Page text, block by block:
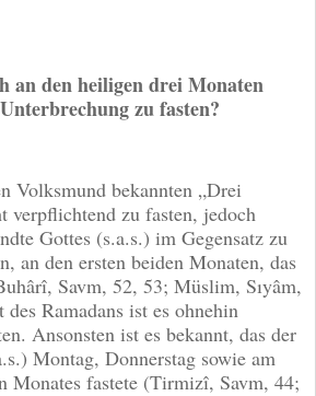
an den heiligen drei Monaten
zu fasten?
Volksmund bekannten „Drei
verpflichtend zu fasten, jedoch
Gottes (s.a.s.) im Gegensatz zu
an den ersten beiden Monaten, das
Savm, 52, 53; Müslim, Sıyâm,
Ramadans ist es ohnehin
Ansonsten ist es bekannt, das der
Montag, Donnerstag sowie am
Monates fastete (Tirmizî, Savm, 44;